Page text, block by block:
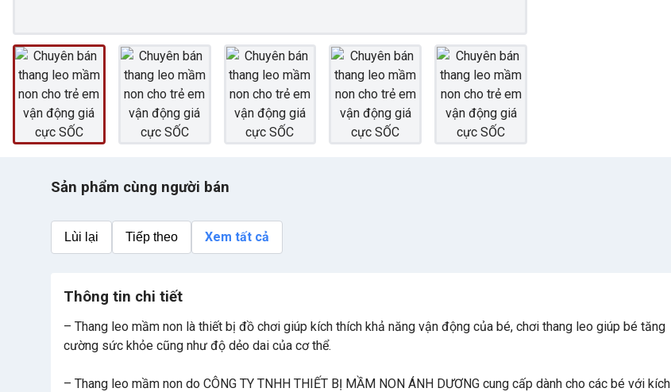
Sản phẩm cùng người bán
Lùi lại Tiếp theo Xem tất cả
Thông tin chi tiết
– Thang leo mầm non là thiết bị đồ chơi giúp kích thích khả năng vận động của bé, chơi thang leo giúp bé tăng
cường sức khỏe cũng như độ dẻo dai của cơ thể.
– Thang leo mầm non do CÔNG TY TNHH THIẾT BỊ MẦM NON ÁNH DƯƠNG cung cấp dành cho các bé với kích